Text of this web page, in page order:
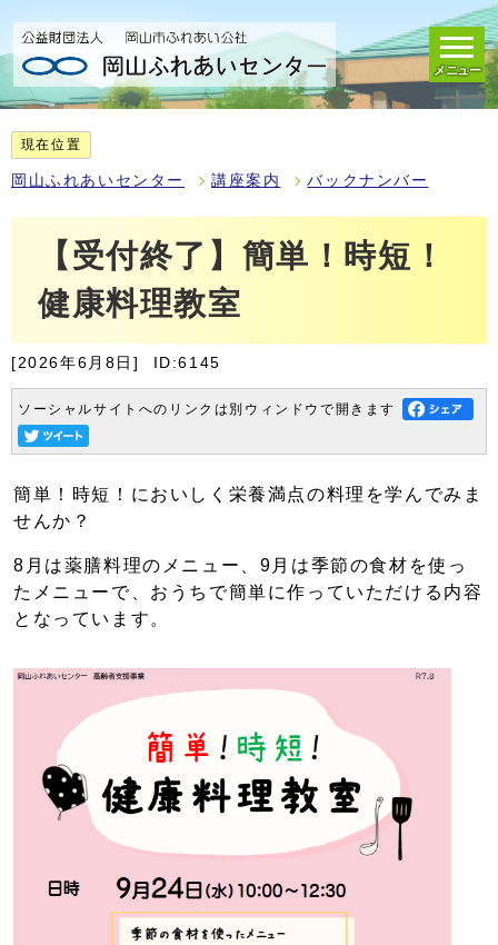
メニュー
現在位置
岡山ふれあいセンター 講座案内 バックナンバー
【受付終了】簡単！時短！
健康料理教室
[2026年6月8日] ID:6145
ソーシャルサイトへのリンクは別ウィンドウで開きます
簡単！時短！においしく栄養満点の料理を学んでみま
せんか？
8月は薬膳料理のメニュー、9月は季節の食材を使っ
たメニューで、おうちで簡単に作っていただける内容
となっています。